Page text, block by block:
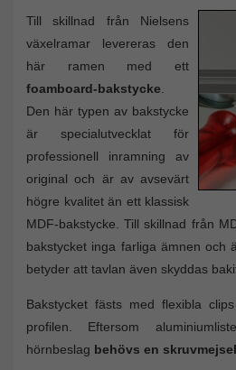
Till skillnad från Nielsens
växelramar levereras den
här ramen med ett
foamboard-bakstycke
Den här typen av bakstycke
är specialutvecklat för
professionell inramning av
original och är av avsevärt
högre kvalitet än ett klassisk
MDF-bakstycke. Till skillnad från
bakstycket inga farliga ämnen och
betyder att tavlan även skyddas
Bakstycket fästs med flexibla
profilen. Eftersom
hörnbeslag behövs en